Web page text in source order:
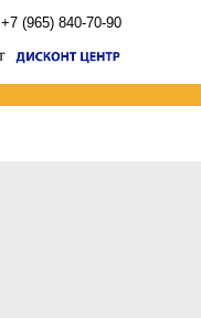
+7 (965) 840-70-90